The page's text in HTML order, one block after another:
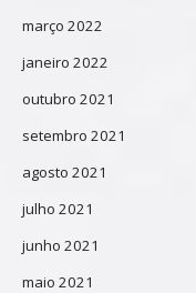
março 2022
janeiro 2022
outubro 2021
setembro 2021
agosto 2021
julho 2021
junho 2021
maio 2021